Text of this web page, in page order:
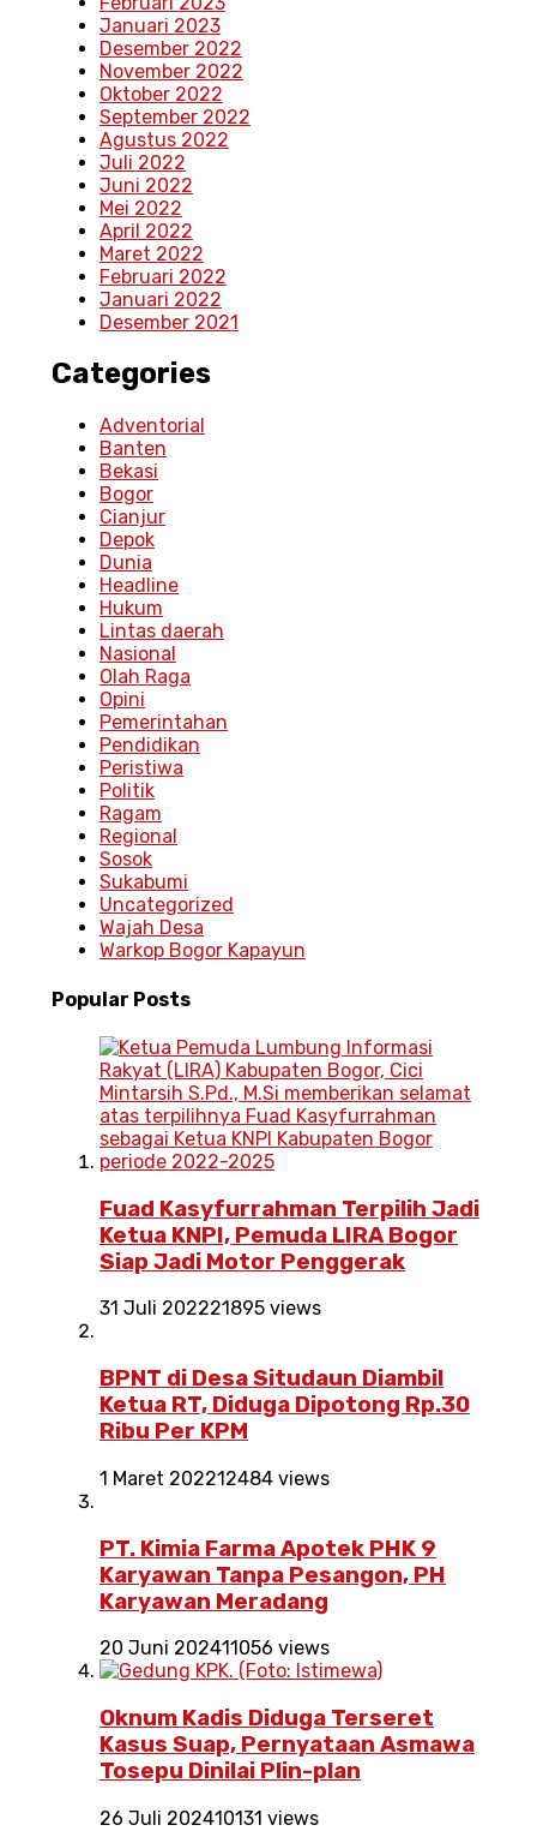
Januari 2023
Desember 2022
November 2022
Oktober 2022
September 2022
Agustus 2022
Juli 2022
Juni 2022
Mei 2022
April 2022
Maret 2022
Februari 2022
Januari 2022
Desember 2021
Categories
Adventorial
Banten
Bekasi
Bogor
Cianjur
Depok
Dunia
Headline
Hukum
Lintas daerah
Nasional
Olah Raga
Opini
Pemerintahan
Pendidikan
Peristiwa
Politik
Ragam
Regional
Sosok
Sukabumi
Uncategorized
Wajah Desa
Warkop Bogor Kapayun
Popular Posts
Fuad Kasyfurrahman Terpilih Jadi
Ketua KNPI, Pemuda LIRA Bogor
Siap Jadi Motor Penggerak
31 Juli 202221895 views
BPNT di Desa Situdaun Diambil
Ketua RT, Diduga Dipotong Rp.30
Ribu Per KPM
1 Maret 202212484 views
PT. Kimia Farma Apotek PHK 9
Karyawan Tanpa Pesangon, PH
Karyawan Meradang
20 Juni 202411056 views
Oknum Kadis Diduga Terseret
Kasus Suap, Pernyataan Asmawa
Tosepu Dinilai Plin-plan
26 Juli 202410131 views